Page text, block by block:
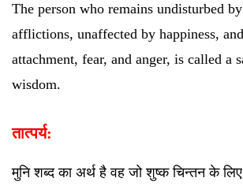
The person who remains undisturbed
afflictions, unaffected by happiness,
attachment, fear, and anger, is called a
wisdom.
तात्पर्य:
मुनि शब्द का अर्थ है वह जो शुष्क चिन्तन के